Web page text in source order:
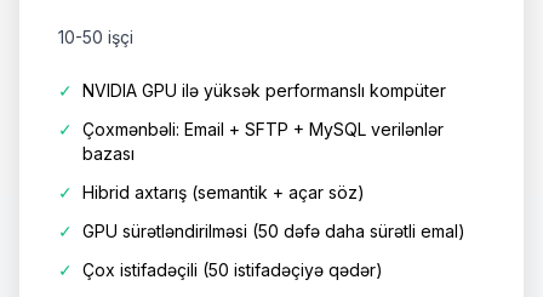
10-50 işçi
✓ NVIDIA GPU ilə yüksək performanslı kompüter
✓ Çoxmənbəli: Email + SFTP + MySQL verilənlər
bazası
✓ Hibrid axtarış (semantik + açar söz)
✓ GPU sürətləndirilməsi (50 dəfə daha sürətli emal)
✓ Çox istifadəçili (50 istifadəçiyə qədər)